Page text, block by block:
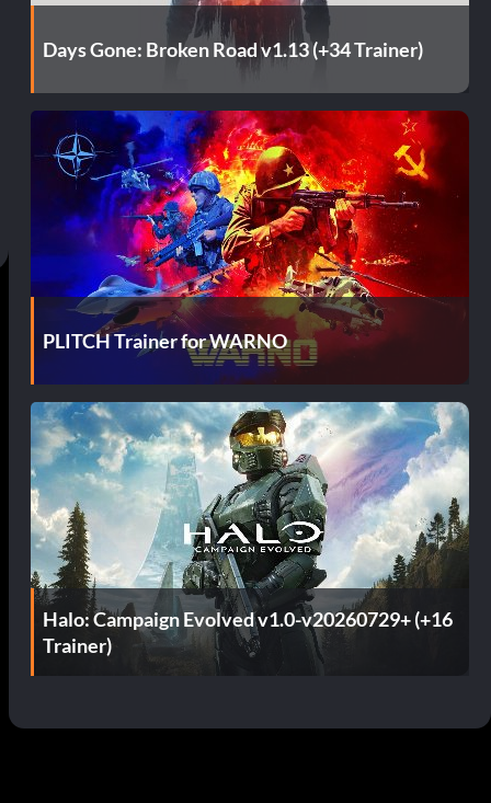
Days Gone: Broken Road v1.13 (+34 Trainer)
PLITCH Trainer for WARNO
Halo: Campaign Evolved v1.0-v20260729+ (+16
Trainer)